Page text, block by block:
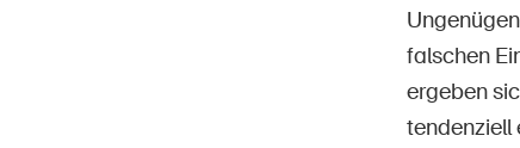
falschen
ergeben
tendenziell